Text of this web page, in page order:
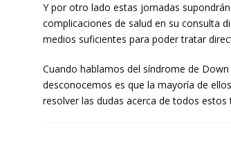
Y por otro lado estas jornadas
complicaciones de salud en su consulta
medios suficientes para poder tratar
Cuando hablamos del síndrome de
desconocemos es que la mayoría de
resolver las dudas acerca de todos